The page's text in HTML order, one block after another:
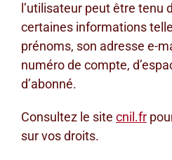
l’utilisateur peut être tenu
certaines informations
prénoms, son adresse e-
numéro de compte,
d’abonné.
Consultez le site cnil.fr
sur vos droits.